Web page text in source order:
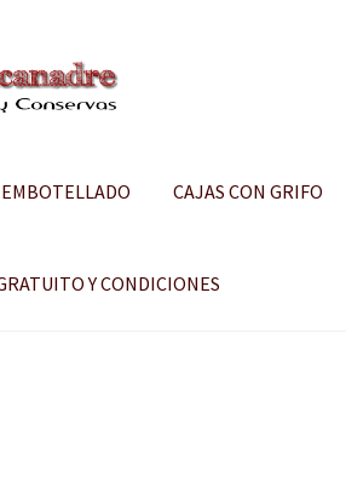
CAJAS CON GRIFO
Y CONDICIONES